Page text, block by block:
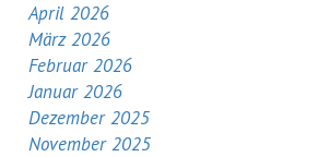
April 2026
März 2026
Februar 2026
Januar 2026
Dezember 2025
November 2025